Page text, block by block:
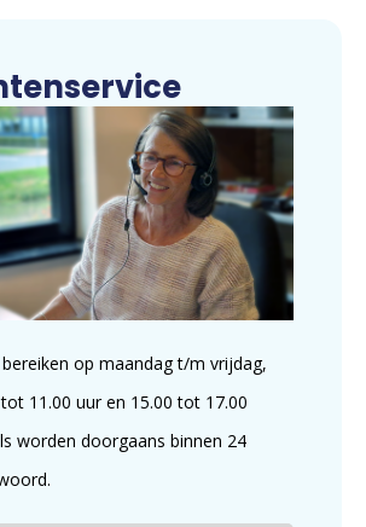
op maandag t/m vrijdag,
11.00 uur en 15.00 tot 17.00
worden doorgaans binnen 24